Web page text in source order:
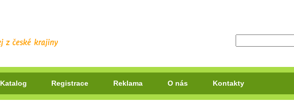
Katalog Registrace Reklama O nás Kontakty